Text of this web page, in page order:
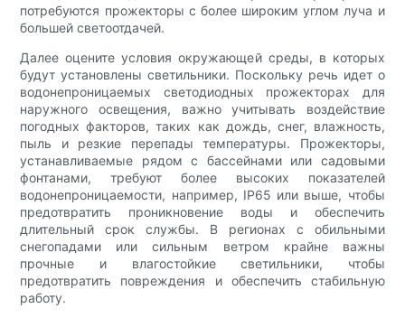
потребуются прожекторы с более широким углом луча и
большей светоотдачей.
Далее оцените условия окружающей среды, в которых
будут установлены светильники. Поскольку речь идет о
водонепроницаемых светодиодных прожекторах для
наружного освещения, важно учитывать воздействие
погодных факторов, таких как дождь, снег, влажность,
пыль и резкие перепады температуры. Прожекторы,
устанавливаемые рядом с бассейнами или садовыми
фонтанами, требуют более высоких показателей
водонепроницаемости, например, IP65 или выше, чтобы
предотвратить проникновение воды и обеспечить
длительный срок службы. В регионах с обильными
снегопадами или сильным ветром крайне важны
прочные и влагостойкие светильники, чтобы
предотвратить повреждения и обеспечить стабильную
работу.